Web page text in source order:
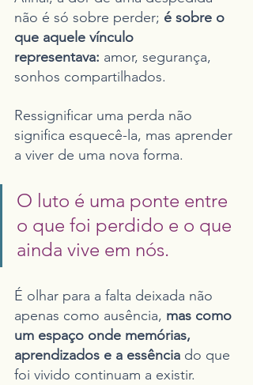
não é só sobre perder; é sobre o
que aquele vínculo
representava: amor, segurança,
sonhos compartilhados.
Ressignificar uma perda não
significa esquecê-la, mas aprender
a viver de uma nova forma.
O luto é uma ponte entre
o que foi perdido e o que
ainda vive em nós.
É olhar para a falta deixada não
apenas como ausência, mas como
um espaço onde memórias,
aprendizados e a essência do que
foi vivido continuam a existir.